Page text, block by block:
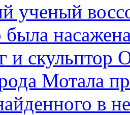
ученый
была
и скульптор
Мотала
в